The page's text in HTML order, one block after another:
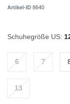
Artikel-ID 8640
Schuhegröße US:
6 7
13